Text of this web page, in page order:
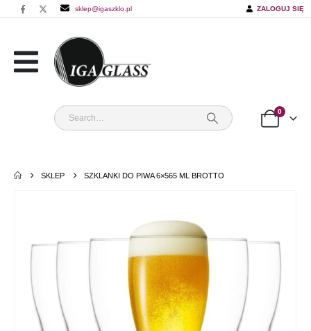
sklep@igaszklo.pl ZALOGUJ SIĘ
0
SKLEP SZKLANKI DO PIWA 6×565 ML BROTTO